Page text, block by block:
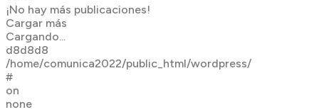
¡No hay más publicaciones!
Cargar más
Cargando...
d8d8d8
/home/comunica2022/public_html/wordpress/
#
on
none